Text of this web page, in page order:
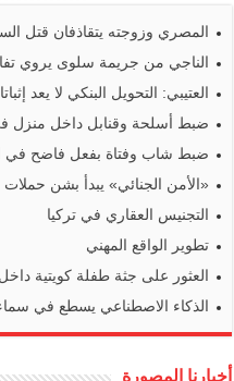
المصري وزوجته يتقاذفان قتل
الناجي من جريمة سلوى يروي
العتيبي: التحويل البنكي لا يعد
ضبط أسلحة وقنابل داخل منزل
ضبط شاب وفتاة بفعل فاضح في
«الأمن الجنائي» يبدأ بشن
التجنيس العقاري في تركيا
تطوير الواقع المهني
العثور على جثة طفلة كويتية
الذكاء الاصطناعي يسطع في
أخبارنا المصورة